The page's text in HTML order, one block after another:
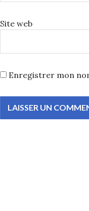
Site web
Enregistrer mon